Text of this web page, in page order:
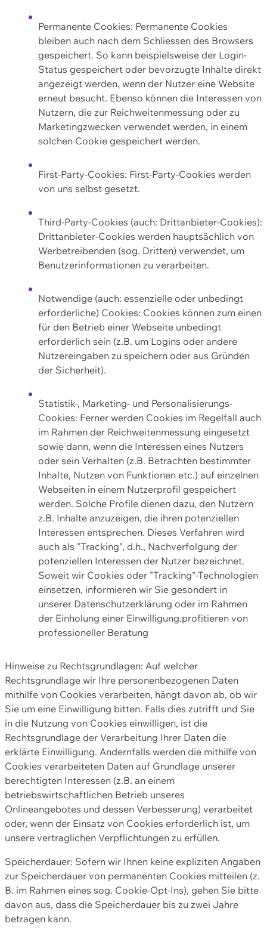
Permanente Cookies: Permanente Cookies
bleiben auch nach dem Schliessen des Browsers
gespeichert. So kann beispielsweise der Login-
Status gespeichert oder bevorzugte Inhalte direkt
angezeigt werden, wenn der Nutzer eine Website
erneut besucht. Ebenso können die Interessen von
Nutzern, die zur Reichweitenmessung oder zu
Marketingzwecken verwendet werden, in einem
solchen Cookie gespeichert werden.
First-Party-Cookies: First-Party-Cookies werden
von uns selbst gesetzt.
Third-Party-Cookies (auch: Drittanbieter-Cookies):
Drittanbieter-Cookies werden hauptsächlich von
Werbetreibenden (sog. Dritten) verwendet, um
Benutzerinformationen zu verarbeiten.
Notwendige (auch: essenzielle oder unbedingt
erforderliche) Cookies: Cookies können zum einen
für den Betrieb einer Webseite unbedingt
erforderlich sein (z.B. um Logins oder andere
Nutzereingaben zu speichern oder aus Gründen
der Sicherheit).
Statistik-, Marketing- und Personalisierungs-
Cookies: Ferner werden Cookies im Regelfall auch
im Rahmen der Reichweitenmessung eingesetzt
sowie dann, wenn die Interessen eines Nutzers
oder sein Verhalten (z.B. Betrachten bestimmter
Inhalte, Nutzen von Funktionen etc.) auf einzelnen
Webseiten in einem Nutzerprofil gespeichert
werden. Solche Profile dienen dazu, den Nutzern
z.B. Inhalte anzuzeigen, die ihren potenziellen
Interessen entsprechen. Dieses Verfahren wird
auch als "Tracking", d.h., Nachverfolgung der
potenziellen Interessen der Nutzer bezeichnet.
Soweit wir Cookies oder "Tracking"-Technologien
einsetzen, informieren wir Sie gesondert in
unserer Datenschutzerklärung oder im Rahmen
der Einholung einer Einwilligung.profitieren von
professioneller Beratung
Hinweise zu Rechtsgrundlagen: Auf welcher
Rechtsgrundlage wir Ihre personenbezogenen Daten
mithilfe von Cookies verarbeiten, hängt davon ab, ob wir
Sie um eine Einwilligung bitten. Falls dies zutrifft und Sie
in die Nutzung von Cookies einwilligen, ist die
Rechtsgrundlage der Verarbeitung Ihrer Daten die
erklärte Einwilligung. Andernfalls werden die mithilfe von
Cookies verarbeiteten Daten auf Grundlage unserer
berechtigten Interessen (z.B. an einem
betriebswirtschaftlichen Betrieb unseres
Onlineangebotes und dessen Verbesserung) verarbeitet
oder, wenn der Einsatz von Cookies erforderlich ist, um
unsere vertraglichen Verpflichtungen zu erfüllen.
Speicherdauer: Sofern wir Ihnen keine expliziten Angaben
zur Speicherdauer von permanenten Cookies mitteilen (z.
B. im Rahmen eines sog. Cookie-Opt-Ins), gehen Sie bitte
davon aus, dass die Speicherdauer bis zu zwei Jahre
betragen kann.